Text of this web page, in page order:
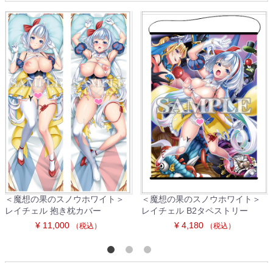
＜魔想の果のスノウホワイト＞
レイチェル 抱き枕カバー
¥ 11,000
（税込）
＜魔想の果のスノウホワイト＞
レイチェル B2タペストリー
¥ 4,180
（税込）